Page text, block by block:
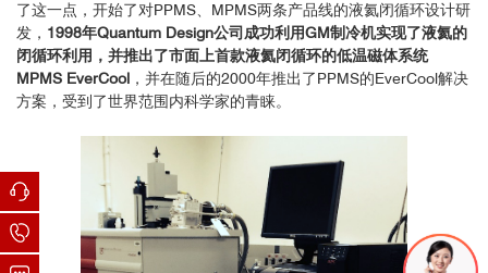
了这一点，开始了对PPMS、MPMS两条产品线的液氦闭循环设计研
发， 1998年Quantum Design公司成功利用GM制冷机实现了液氦的
闭循环利用，并推出了市面上首款液氦闭循环的低温磁体系统
MPMS EverCool ，并在随后的2000年推出了PPMS的EverCool解决
方案，受到了世界范围内科学家的青睐。